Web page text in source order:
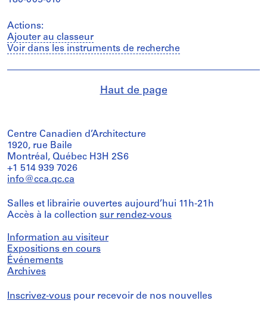
Actions:
Ajouter au classeur
Voir dans les instruments de recherche
Haut de page
Centre Canadien d’Architecture
1920, rue Baile
Montréal, Québec H3H 2S6
+1 514 939 7026
info@cca.qc.ca
Salles et librairie ouvertes aujourd’hui 11h-21h
Accès à la collection sur rendez-vous
Information au visiteur
Expositions en cours
Événements
Archives
Inscrivez-vous pour recevoir de nos nouvelles